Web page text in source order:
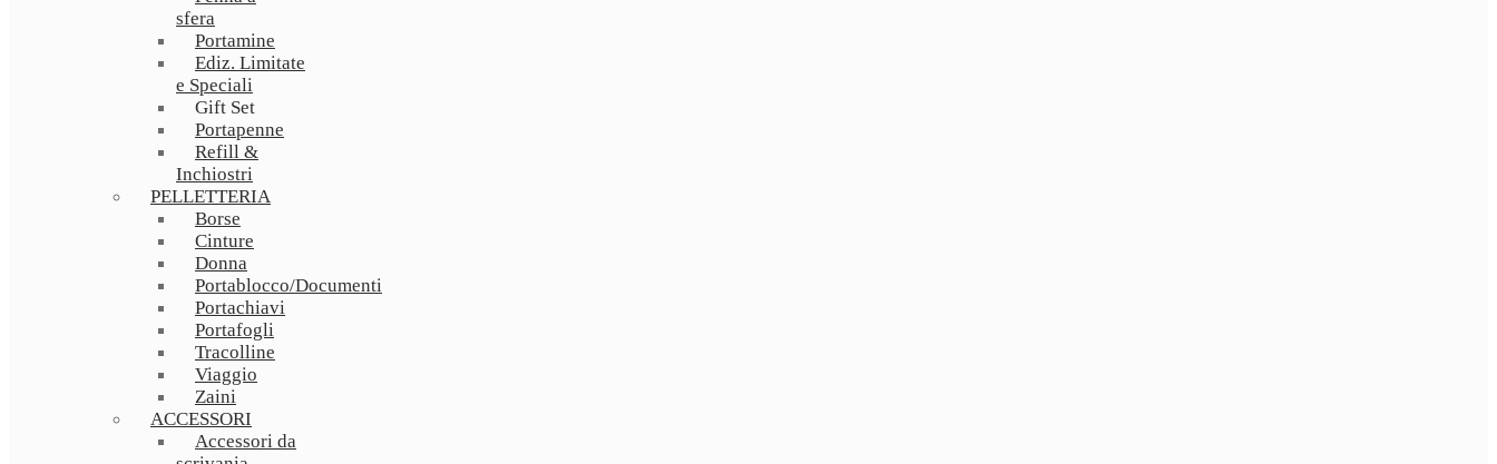
sfera
Portamine
Ediz. Limitate
e Speciali
Gift Set
Portapenne
Refill &
Inchiostri
PELLETTERIA
Borse
Cinture
Donna
Portablocco/Documenti
Portachiavi
Portafogli
Tracolline
Viaggio
Zaini
ACCESSORI
Accessori da